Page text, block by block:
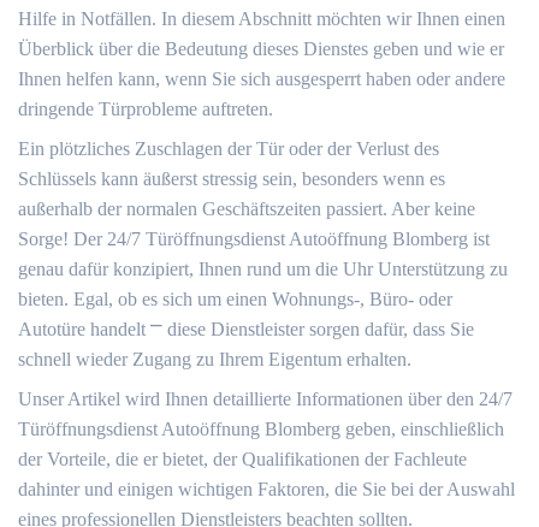
Hilfe in Notfällen. In diesem Abschnitt möchten wir Ihnen einen
Überblick über die Bedeutung dieses Dienstes geben und wie er
Ihnen helfen kann, wenn Sie sich ausgesperrt haben oder andere
dringende Türprobleme auftreten.​
Ein plötzliches Zuschlagen der Tür oder der Verlust des
Schlüssels kann äußerst stressig sein, besonders wenn es
außerhalb der normalen Geschäftszeiten passiert.​ Aber keine
Sorge!​ Der 24/7 Türöffnungsdienst Autoöffnung Blomberg ist
genau dafür konzipiert, Ihnen rund um die Uhr Unterstützung zu
bieten.​ Egal, ob es sich um einen Wohnungs-, Büro- oder
Autotüre handelt ⎻ diese Dienstleister sorgen dafür, dass Sie
schnell wieder Zugang zu Ihrem Eigentum erhalten.​
Unser Artikel wird Ihnen detaillierte Informationen über den 24/7
Türöffnungsdienst Autoöffnung Blomberg geben, einschließlich
der Vorteile, die er bietet, der Qualifikationen der Fachleute
dahinter und einigen wichtigen Faktoren, die Sie bei der Auswahl
eines professionellen Dienstleisters beachten sollten.​